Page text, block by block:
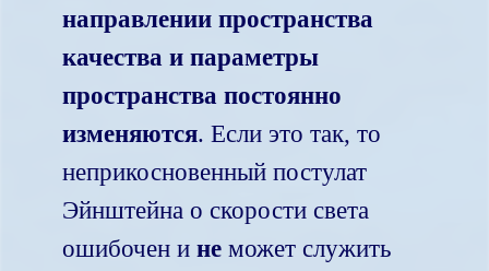
направлении пространства
качества и параметры
пространства постоянно
изменяются. Если это так, то
неприкосновенный постулат
Эйнштейна о скорости света
ошибочен и неможет служить